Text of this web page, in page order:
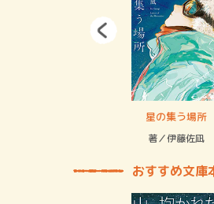
星の集う場所
著／伊藤佐凪
おすすめ文庫